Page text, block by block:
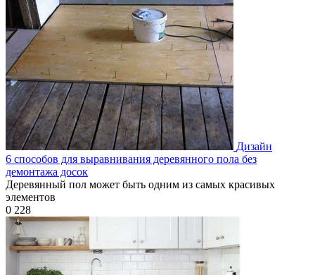
Дизайн
6 способов для выравнивания деревянного пола без
демонтажа досок
Деревянный пол может быть одним из самых красивых
элементов
0 228